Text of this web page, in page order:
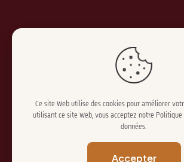
Politique de confidentialité
Mentions légales
Ce site Web utilise des cookies pour améliorer
utilisant ce site Web, vous acceptez notre Politique
données.
Accepter